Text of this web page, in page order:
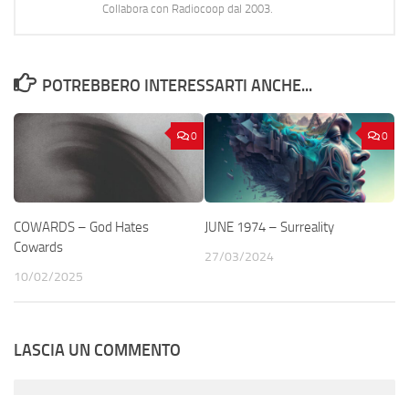
Collabora con Radiocoop dal 2003.
POTREBBERO INTERESSARTI ANCHE...
0
COWARDS – God Hates
Cowards
10/02/2025
0
JUNE 1974 – Surreality
27/03/2024
LASCIA UN COMMENTO